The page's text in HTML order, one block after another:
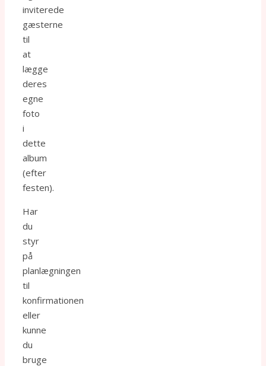
inviterede
gæsterne
til
at
lægge
deres
egne
foto
i
dette
album
(efter
festen).
Har
du
styr
på
planlægningen
til
konfirmationen
eller
kunne
du
bruge